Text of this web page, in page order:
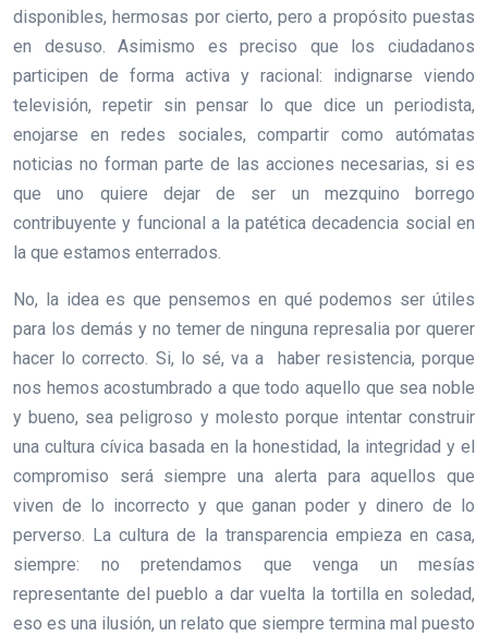
disponibles, hermosas por cierto, pero a propósito puestas
en desuso. Asimismo es preciso que los ciudadanos
participen de forma activa y racional: indignarse viendo
televisión, repetir sin pensar lo que dice un periodista,
enojarse en redes sociales, compartir como autómatas
noticias no forman parte de las acciones necesarias, si es
que uno quiere dejar de ser un mezquino borrego
contribuyente y funcional a la patética decadencia social en
la que estamos enterrados.
No, la idea es que pensemos en qué podemos ser útiles
para los demás y no temer de ninguna represalia por querer
hacer lo correcto. Si, lo sé, va a haber resistencia, porque
nos hemos acostumbrado a que todo aquello que sea noble
y bueno, sea peligroso y molesto porque intentar construir
una cultura cívica basada en la honestidad, la integridad y el
compromiso será siempre una alerta para aquellos que
viven de lo incorrecto y que ganan poder y dinero de lo
perverso. La cultura de la transparencia empieza en casa,
siempre: no pretendamos que venga un mesías
representante del pueblo a dar vuelta la tortilla en soledad,
eso es una ilusión, un relato que siempre termina mal puesto